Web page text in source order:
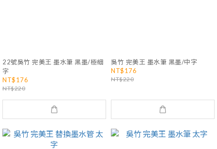
22號吳竹 完美王 墨水筆 黑墨/極細
字
NT$176
NT$220
吳竹 完美王 墨水筆 黑墨/中字
NT$176
NT$220